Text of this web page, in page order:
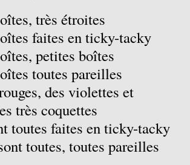
très étroites
faites en ticky-tacky
petites boîtes
toutes pareilles
des violettes et
très coquettes
toutes faites en ticky-tacky
toutes, toutes pareilles